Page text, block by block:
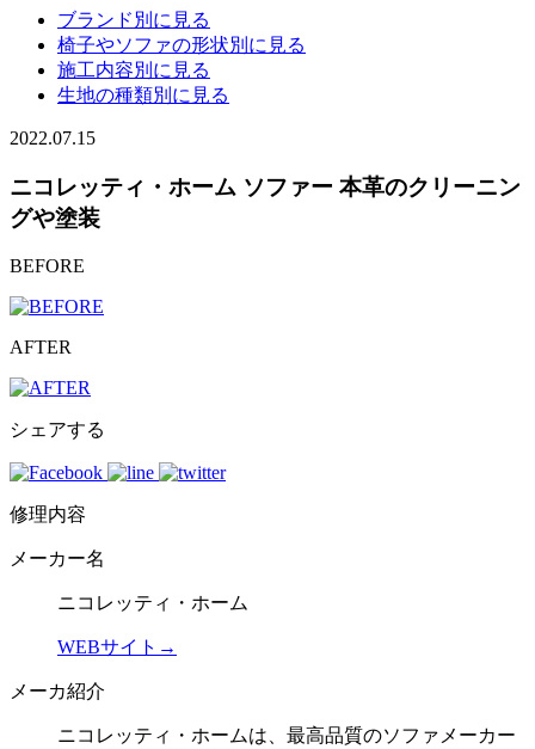
ブランド別に見る
椅子やソファの形状別に見る
施工内容別に見る
生地の種類別に見る
2022.07.15
ニコレッティ・ホーム ソファー 本革のクリーニン
グや塗装
BEFORE
AFTER
シェアする
修理内容
メーカー名
ニコレッティ・ホーム
WEBサイト→
メーカ紹介
ニコレッティ・ホームは、最高品質のソファメーカー